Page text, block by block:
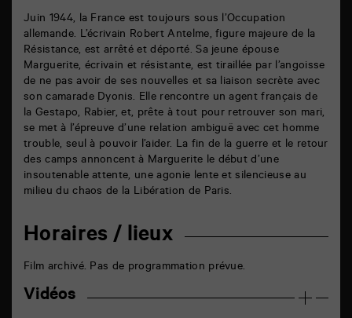
Juin 1944, la France est toujours sous l’Occupation
allemande. L’écrivain Robert Antelme, figure majeure de la
Résistance, est arrêté et déporté. Sa jeune épouse
Marguerite, écrivain et résistante, est tiraillée par l’angoisse
de ne pas avoir de ses nouvelles et sa liaison secrète avec
son camarade Dyonis. Elle rencontre un agent français de
la Gestapo, Rabier, et, prête à tout pour retrouver son mari,
se met à l’épreuve d’une relation ambiguë avec cet homme
trouble, seul à pouvoir l’aider. La fin de la guerre et le retour
des camps annoncent à Marguerite le début d’une
insoutenable attente, une agonie lente et silencieuse au
milieu du chaos de la Libération de Paris.
Horaires / lieux
Film archivé. Pas de programmation prévue.
Vidéos